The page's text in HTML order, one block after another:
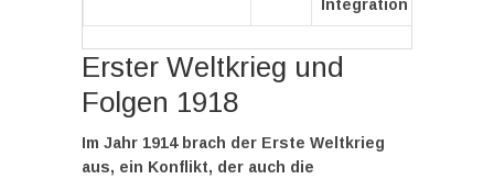
Integration
Erster Weltkrieg und
Folgen 1918
Im Jahr 1914 brach der Erste Weltkrieg
aus, ein Konflikt, der auch die